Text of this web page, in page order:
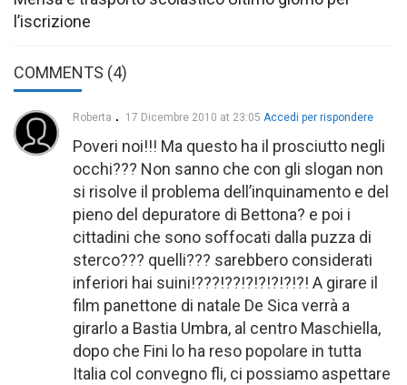
l’iscrizione
COMMENTS (4)
Roberta 17 Dicembre 2010 at 23:05 Accedi per rispondere
Poveri noi!!! Ma questo ha il prosciutto negli
occhi??? Non sanno che con gli slogan non
si risolve il problema dell’inquinamento e del
pieno del depuratore di Bettona? e poi i
cittadini che sono soffocati dalla puzza di
sterco??? quelli??? sarebbero considerati
inferiori hai suini!???!??!?!?!?!?!?! A girare il
film panettone di natale De Sica verrà a
girarlo a Bastia Umbra, al centro Maschiella,
dopo che Fini lo ha reso popolare in tutta
Italia col convegno fli, ci possiamo aspettare